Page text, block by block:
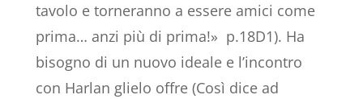
tavolo e torneranno a essere amici come
prima… anzi più di prima!» p.18D1). Ha
bisogno di un nuovo ideale e l’incontro
con Harlan glielo offre (Così dice ad